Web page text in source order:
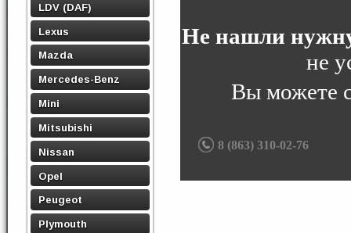
LDV (DAF)
Lexus
Mazda
Mercedes-Benz
Mini
Mitsubishi
Nissan
Opel
Peugeot
Plymouth
Не нашли
не
Вы можете
8 (863) 310-02-76